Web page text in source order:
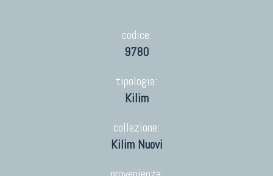
codice:
9780
tipologia:
Kilim
collezione:
Kilim Nuovi